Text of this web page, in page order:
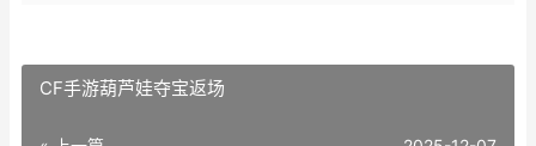
CF手游葫芦娃夺宝返场